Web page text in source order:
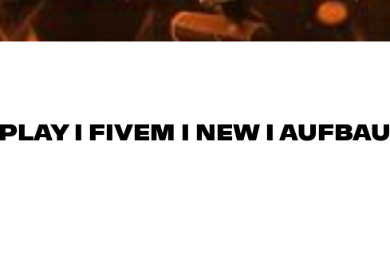
I FIVEM I NEW I AUFBAU